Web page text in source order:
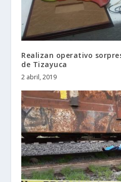
Realizan operativo
de Tizayuca
2 abril, 2019